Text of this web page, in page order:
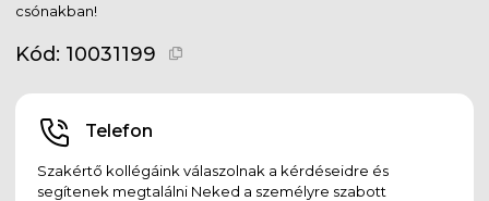
csónakban!
Kód: 10031199
Telefon
Szakértő kollégáink válaszolnak a kérdéseidre és
segítenek megtalálni Neked a személyre szabott